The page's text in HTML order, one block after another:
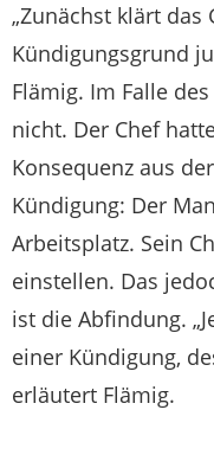
„Zunächst klärt das
Kündigungsgrund
Flämig. Im Falle
nicht. Der Chef
Konsequenz aus
Kündigung: Der
Arbeitsplatz. Sein
einstellen. Das
ist die Abfindung.
einer Kündigung,
erläutert Flämig.